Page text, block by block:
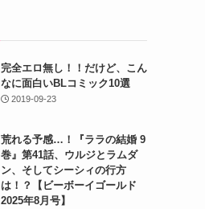
完全エロ無し！！だけど、こん
なに面白いBLコミック10選
2019-09-23
荒れる予感…！『ララの結婚 9
巻』第41話、ウルジとラムダ
ン、そしてシーシィの行方
は！？【ビーボーイゴールド
2025年8月号】